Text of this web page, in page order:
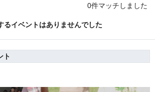
0件マッチしました
るイベントはありませんでした
ト